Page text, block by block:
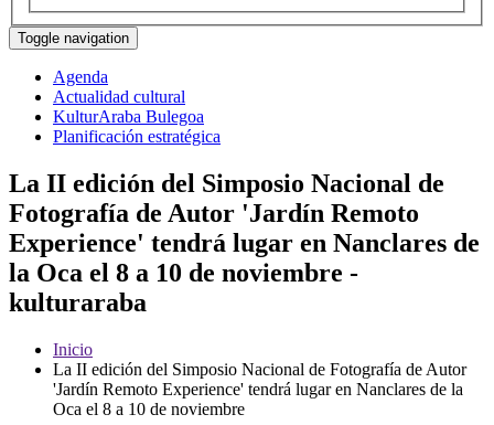
Toggle navigation
Agenda
Actualidad cultural
KulturAraba Bulegoa
Planificación estratégica
La II edición del Simposio Nacional de
Fotografía de Autor 'Jardín Remoto
Experience' tendrá lugar en Nanclares de
la Oca el 8 a 10 de noviembre -
kulturaraba
Inicio
La II edición del Simposio Nacional de Fotografía de Autor
'Jardín Remoto Experience' tendrá lugar en Nanclares de la
Oca el 8 a 10 de noviembre